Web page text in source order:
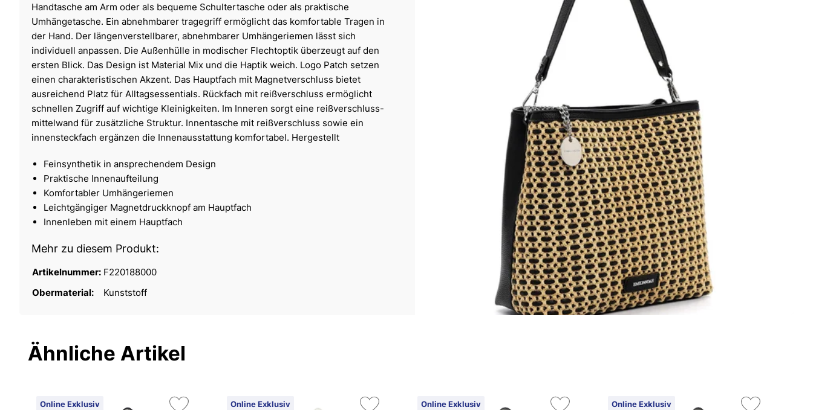
Handtasche am Arm oder als bequeme Schultertasche oder als praktische
Umhängetasche. Ein abnehmbarer tragegriff ermöglicht das komfortable Tragen in
der Hand. Der längenverstellbarer, abnehmbarer Umhängeriemen lässt sich
individuell anpassen. Die Außenhülle in modischer Flechtoptik überzeugt auf den
ersten Blick. Das Design ist Material Mix und die Haptik weich. Logo Patch setzen
einen charakteristischen Akzent. Das Hauptfach mit Magnetverschluss bietet
ausreichend Platz für Alltagsessentials. Rückfach mit reißverschluss ermöglicht
schnellen Zugriff auf wichtige Kleinigkeiten. Im Inneren sorgt eine reißverschluss-
mittelwand für zusätzliche Struktur. Innentasche mit reißverschluss sowie ein
innensteckfach ergänzen die Innenausstattung komfortabel. Hergestellt
Feinsynthetik in ansprechendem Design
Praktische Innenaufteilung
Komfortabler Umhängeriemen
Leichtgängiger Magnetdruckknopf am Hauptfach
Innenleben mit einem Hauptfach
Mehr zu diesem Produkt:
Artikelnummer: F220188000
Obermaterial:
Kunststoff
Ähnliche Artikel
Online Exklusiv
Online Exklusiv
Online Exklusiv
Online Exklusiv